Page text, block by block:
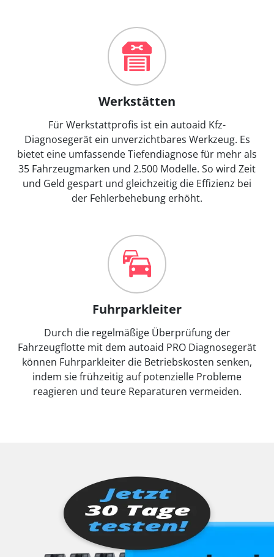
Werkstätten
Für Werkstattprofis ist ein autoaid Kfz-
Diagnosegerät ein unverzichtbares Werkzeug. Es
bietet eine umfassende Tiefendiagnose für mehr als
35 Fahrzeugmarken und 2.500 Modelle. So wird Zeit
und Geld gespart und gleichzeitig die Effizienz bei
der Fehlerbehebung erhöht.
Fuhrparkleiter
Durch die regelmäßige Überprüfung der
Fahrzeugflotte mit dem autoaid PRO Diagnosegerät
können Fuhrparkleiter die Betriebskosten senken,
indem sie frühzeitig auf potenzielle Probleme
reagieren und teure Reparaturen vermeiden.